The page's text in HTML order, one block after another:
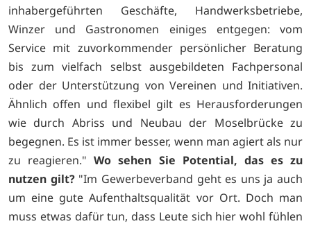
inhabergeführten Geschäfte, Handwerksbetriebe,
Winzer und Gastronomen einiges entgegen: vom
Service mit zuvorkommender persönlicher Beratung
bis zum vielfach selbst ausgebildeten Fachpersonal
oder der Unterstützung von Vereinen und Initiativen.
Ähnlich offen und flexibel gilt es Herausforderungen
wie durch Abriss und Neubau der Moselbrücke zu
begegnen. Es ist immer besser, wenn man agiert als nur
zu reagieren."Wo sehen Sie Potential, das es zu
nutzen gilt?"Im Gewerbeverband geht es uns ja auch
um eine gute Aufenthaltsqualität vor Ort. Doch man
muss etwas dafür tun, dass Leute sich hier wohl fühlen